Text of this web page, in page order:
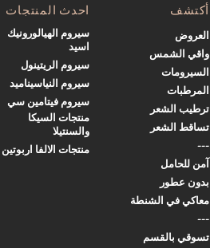
أكتشف
العروض
واقي الشمس
السيرومات
المرطبات
ترطيب الشعر
تساقط الشعر
---
آمن للحامل
بدون عطور
معاكي في الشنطة
---
تسوقي بالقسم
احدث المنتجات
سيروم الهيالورونيك
اسيد
سيروم الريتينول
سيروم النياسيناميد
سيروم فيتامين سي
منتجات السيكا
والسنتيلا
منتجات الالفا اربوتين